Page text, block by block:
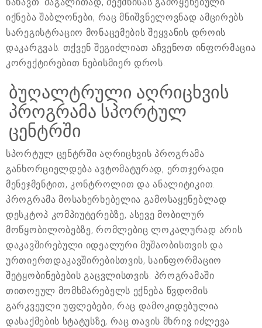
იქნება შაბლონები, რაც მნიშვნელოვნად ამცირებს
სარეგისტრაციო მონაცემების შეყვანის დროის
დაკარგვას. თქვენ შეგიძლიათ აჩვენოთ ინფორმაცია
კორექტირებით ნებისმიერ დროს.
ბუღალტრული აღრიცხვის
პროგრამა სპორტულ
ცენტრში
სპორტულ ცენტრში აღრიცხვის პროგრამა
განხორციელდება ავტომატურად, ერთჯერადი
მენეჯმენტით, კონტროლით და ანალიტიკით.
პროგრამა მოსახერხებელია გამოსაყენებლად
დესკტოპ კომპიუტერებზე, ასევე მობილურ
მოწყობილობებზე, რომლებიც ლოკალურად არის
დაკავშირებული იდეალური მუშაობისთვის და
ურთიერთდაკავშირებისთვის, საინფორმაციო
შეტყობინებების გაცვლისთვის. პროგრამაში
თითოეულ მომხმარებელს ექნება წვდომის
გარკვეული უფლებები, რაც დამოკიდებულია
დასაქმების სტატუსზე, რაც თავის მხრივ იძლევა